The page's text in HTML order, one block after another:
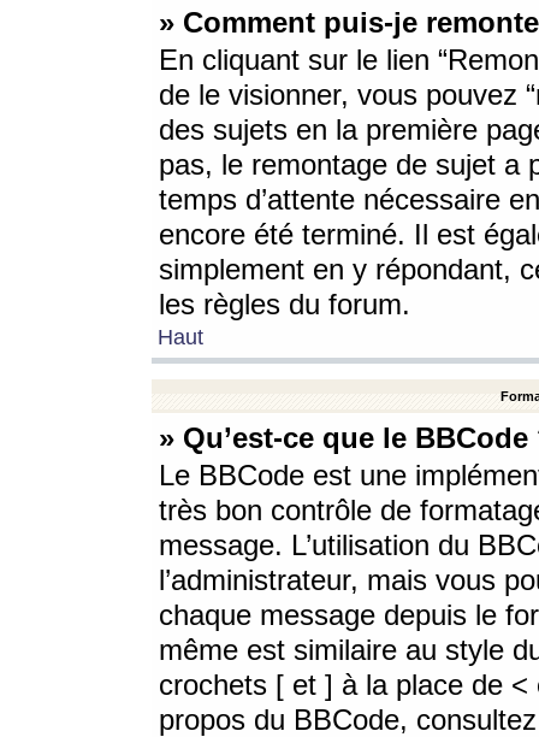
» Comment puis-je
En cliquant sur le lien
de le visionner, vous pouvez
des sujets en la première
pas, le remontage de sujet a
temps d’attente nécessaire
encore été terminé. Il est
simplement en y répondant,
les règles du forum.
Haut
» Qu’est-ce que le BBCode
Le BBCode est une
très bon contrôle de
message. L’utilisation du
l’administrateur, mais vous
chaque message depuis le
même est similaire au style
crochets [ et ] à la place de <
propos du BBCode,